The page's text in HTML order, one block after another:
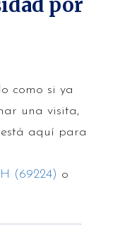
como si ya
una visita,
aquí para
(69224) o